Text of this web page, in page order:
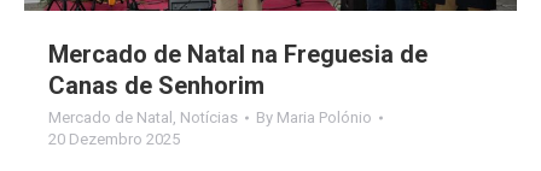
Mercado de Natal na Freguesia de
Canas de Senhorim
Mercado de Natal , Notícias By Maria Polónio
20 Dezembro 2025